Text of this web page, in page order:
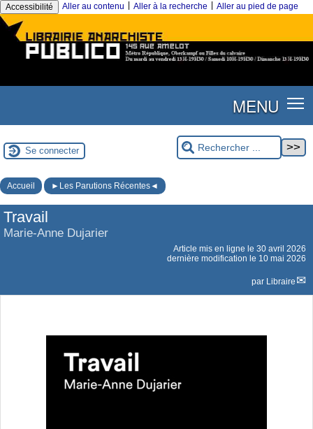
Accessibilité Aller au contenu Aller à la recherche Aller au pied de page
MENU
Se connecter
Accueil ►Les Parutions Récentes◄
Travail
Marie-Anne Dujarier
Article mis en ligne le 30 avril 2026
dernière modification le 10 mai 2026
par Libraire